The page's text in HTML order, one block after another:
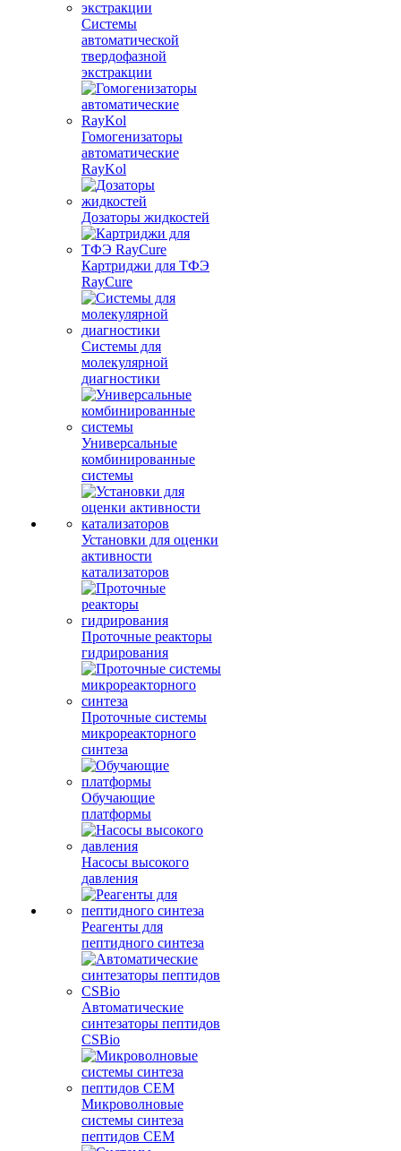
Системы
автоматической
твердофазной
экстракции
Гомогенизаторы
автоматические
RayKol
Дозаторы жидкостей
Картриджи для ТФЭ
RayCure
Системы для
молекулярной
диагностики
Универсальные
комбинированные
системы
Установки для оценки
активности
катализаторов
Проточные реакторы
гидрирования
Проточные системы
микрореакторного
синтеза
Обучающие
платформы
Насосы высокого
давления
Реагенты для
пептидного синтеза
Автоматические
синтезаторы пептидов
CSBio
Микроволновые
системы синтеза
пептидов CEM